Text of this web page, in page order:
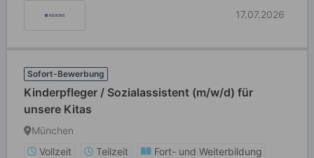
17.07.2026
Sofort-Bewerbung
Kinderpfleger / Sozialassistent (m/w/d) für
unsere Kitas
München
Vollzeit
Teilzeit
Fort- und Weiterbildung